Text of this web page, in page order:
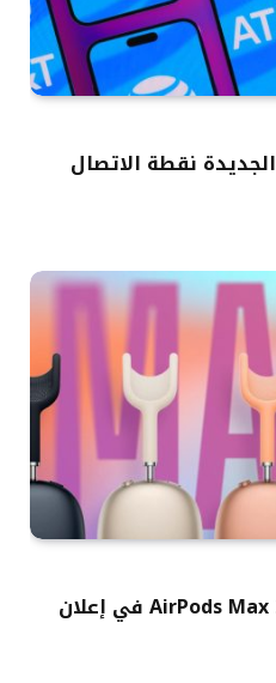
تعزز خطة AT&T Elite 2.0 الجديدة نقطة الاتصال
آبل تكشف عن سماعات AirPods Max 2 في إعلان